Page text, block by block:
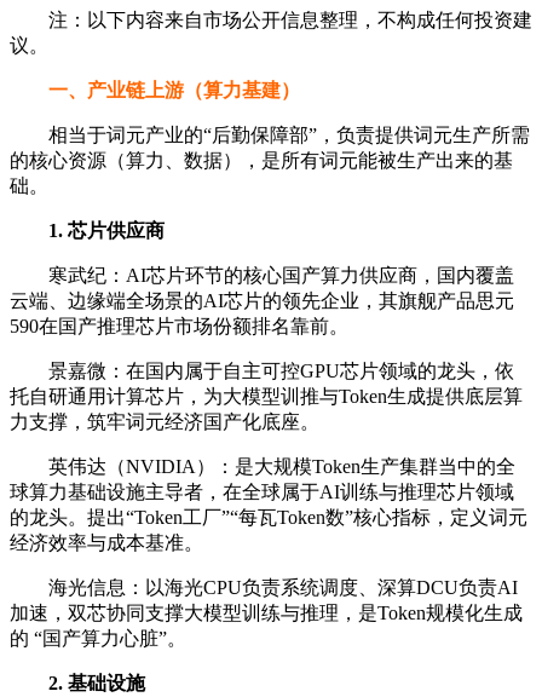
注：以下内容来自市场公开信息整理，不构成任何投资建
议。
一、产业链上游（算力基建）
相当于词元产业的“后勤保障部”，负责提供词元生产所需
的核心资源（算力、数据），是所有词元能被生产出来的基
础。
1. 芯片供应商
寒武纪：AI芯片环节的核心国产算力供应商，国内覆盖
云端、边缘端全场景的AI芯片的领先企业，其旗舰产品思元
590在国产推理芯片市场份额排名靠前。
景嘉微：在国内属于自主可控GPU芯片领域的龙头，依
托自研通用计算芯片，为大模型训推与Token生成提供底层算
力支撑，筑牢词元经济国产化底座。
英伟达（NVIDIA）：是大规模Token生产集群当中的全
球算力基础设施主导者，在全球属于AI训练与推理芯片领域
的龙头。提出“Token工厂”“每瓦Token数”核心指标，定义词元
经济效率与成本基准。
海光信息：以海光CPU负责系统调度、深算DCU负责AI
加速，双芯协同支撑大模型训练与推理，是Token规模化生成
的 “国产算力心脏”。
2. 基础设施